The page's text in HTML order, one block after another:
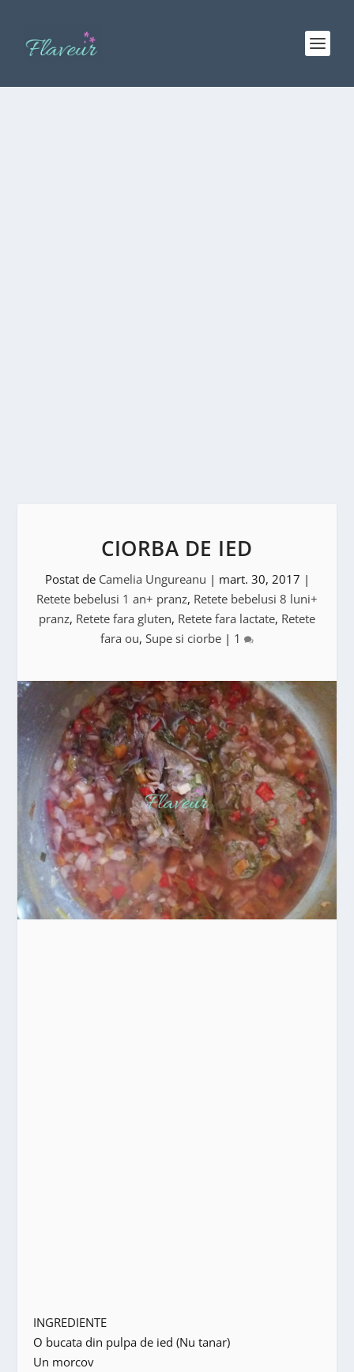
CIORBA DE IED
Postat de Camelia Ungureanu | mart. 30, 2017 |
Retete bebelusi 1 an+ pranz, Retete bebelusi 8 luni+
pranz, Retete fara gluten, Retete fara lactate, Retete
fara ou, Supe si ciorbe | 1
INGREDIENTE
O bucata din pulpa de ied (Nu tanar)
Un morcov